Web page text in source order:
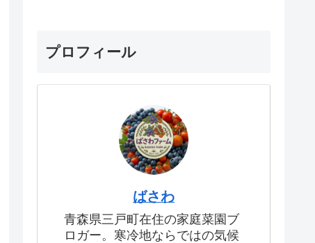
プロフィール
ばさわ
青森県三戸町在住の家庭菜園ブ
ロガー。寒冷地ならではの気候